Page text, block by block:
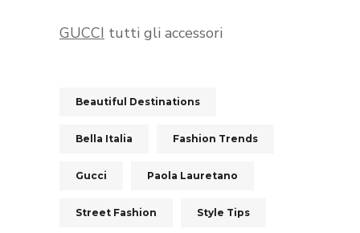
GUCCI tutti gli accessori
Beautiful Destinations
Bella Italia Fashion Trends
Gucci Paola Lauretano
Street Fashion Style Tips